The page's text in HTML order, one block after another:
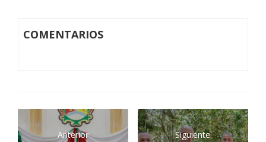
COMENTARIOS
Anterior Siguiente